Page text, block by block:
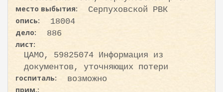
место выбытия:
Серпуховской РВК
опись:
18004
дело:
886
лист:
ЦАМО, 59825074 Информация из
документов, уточняющих потери
госпиталь:
возможно
прим.: